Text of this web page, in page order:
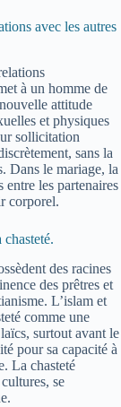
avec les autres
à un homme de
attitude
et physiques
sollicitation
sans la
Dans le mariage, la
entre les partenaires
corporel.
des racines
des prêtres et
L’islam et
comme une
surtout avant le
pour sa capacité à
La chasteté
se